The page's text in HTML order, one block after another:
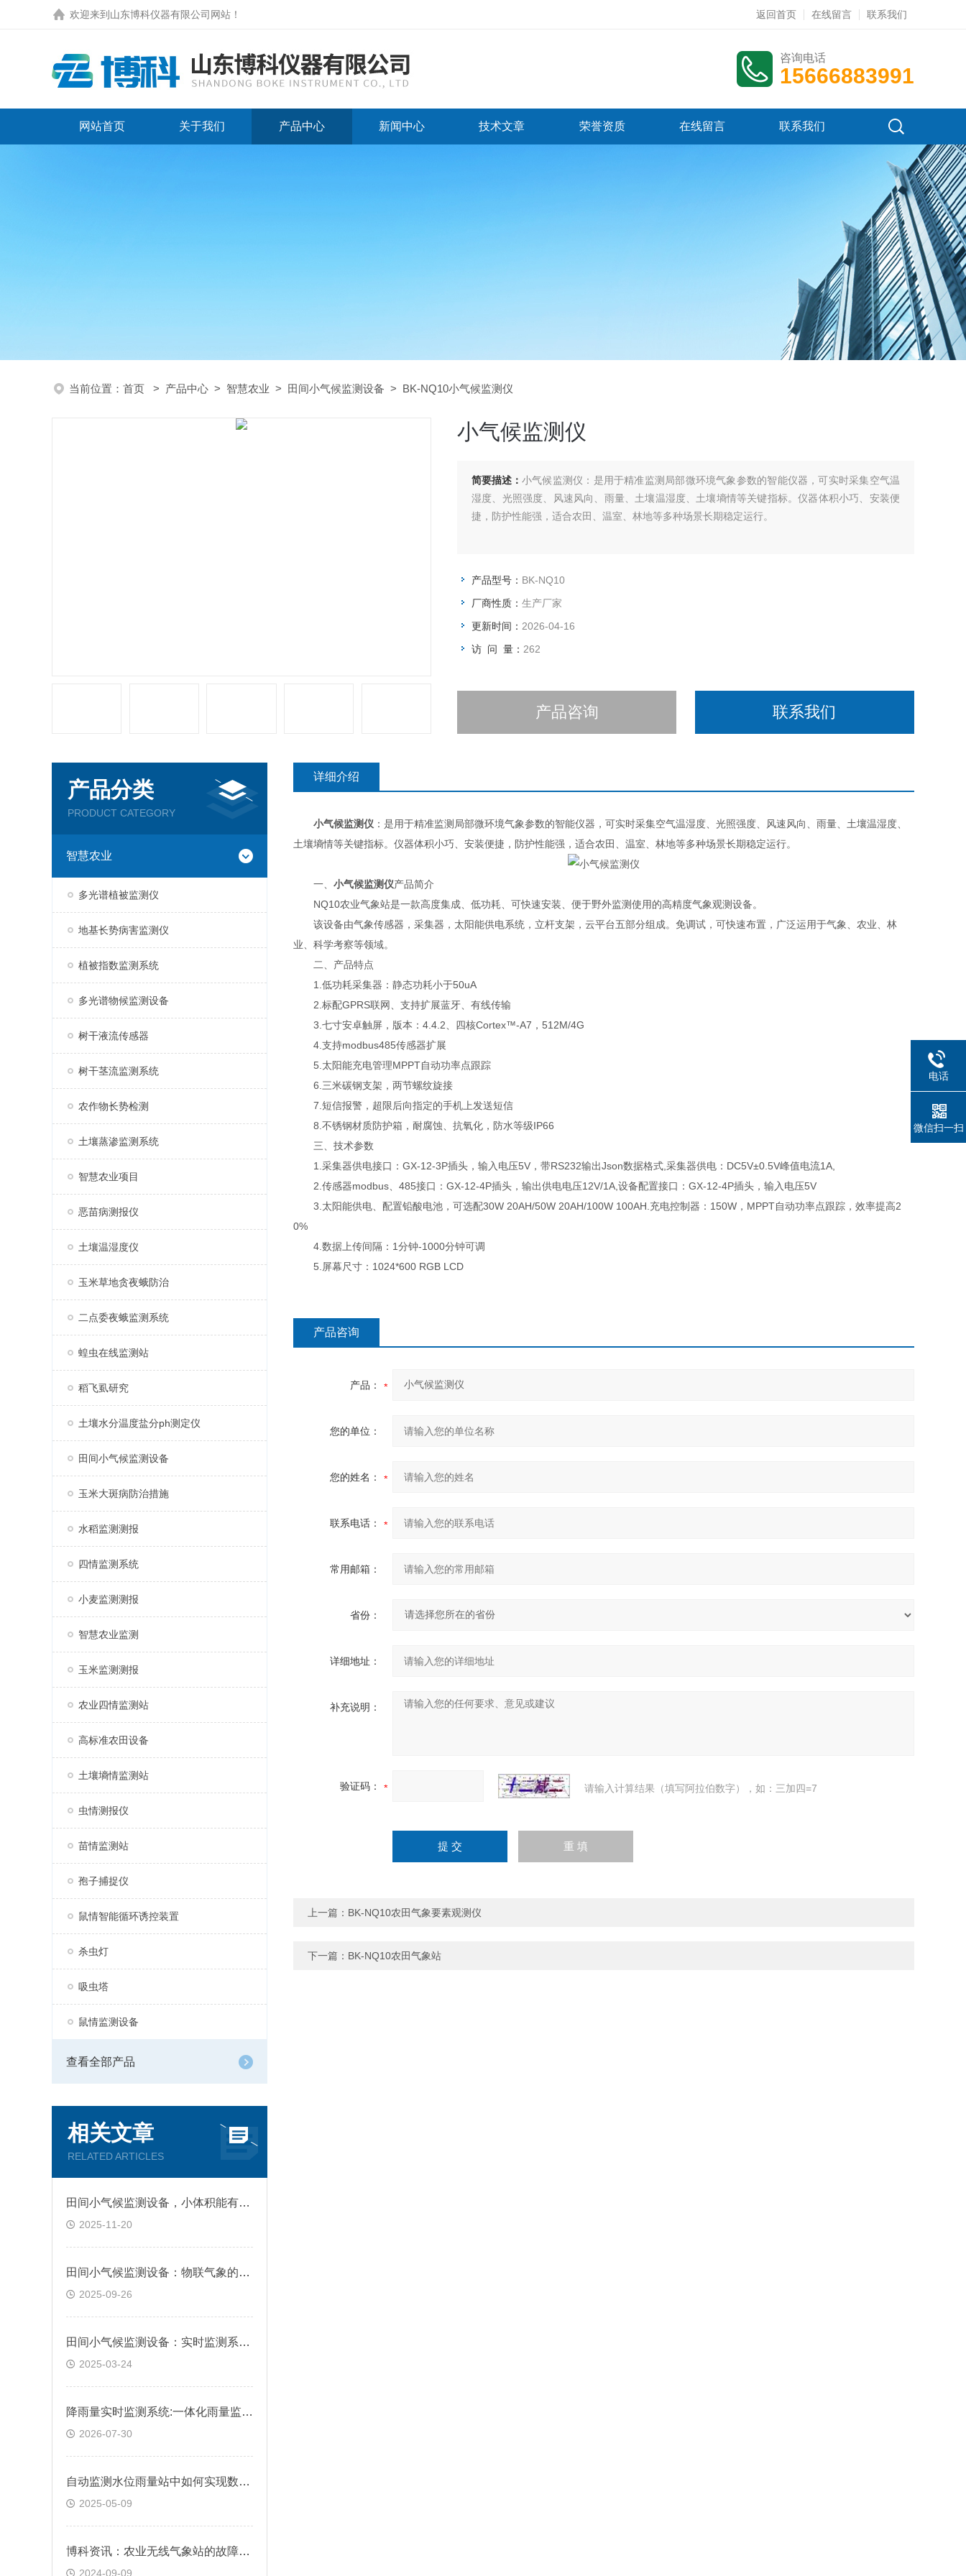
欢迎来到 山东博科仪器有限公司网站 ！ 返回首页 在线留言 联系我们
咨询电话
15666883991
网站首页 关于我们 产品中心 新闻中心 技术文章 荣誉资质 在线留言 联系我们
当前位置： 首页 > 产品中心 > 智慧农业 > 田间小气候监测设备 > BK-NQ10小气候监测仪
小气候监测仪
简要描述： 小气候监测仪：是用于精准监测局部微环境气象参数的智能仪器，可实时采集空气温
湿度、光照强度、风速风向、雨量、土壤温湿度、土壤墒情等关键指标。仪器体积小巧、安装便
捷，防护性能强，适合农田、温室、林地等多种场景长期稳定运行。
产品型号： BK-NQ10
厂商性质： 生产厂家
更新时间： 2026-04-16
访 问 量： 262
产品咨询 联系我们
产品分类
PRODUCT CATEGORY
智慧农业
多光谱植被监测仪
地基长势病害监测仪
植被指数监测系统
多光谱物候监测设备
树干液流传感器
树干茎流监测系统
农作物长势检测
土壤蒸渗监测系统
智慧农业项目
恶苗病测报仪
土壤温湿度仪
玉米草地贪夜蛾防治
二点委夜蛾监测系统
蝗虫在线监测站
稻飞虱研究
土壤水分温度盐分ph测定仪
田间小气候监测设备
玉米大斑病防治措施
水稻监测测报
四情监测系统
小麦监测测报
智慧农业监测
玉米监测测报
农业四情监测站
高标准农田设备
土壤墒情监测站
虫情测报仪
苗情监测站
孢子捕捉仪
鼠情智能循环诱控装置
杀虫灯
吸虫塔
鼠情监测设备
查看全部产品
相关文章
RELATED ARTICLES
田间小气候监测设备，小体积能有大作用吗?
2025-11-20
田间小气候监测设备：物联气象的节能增效术
2025-09-26
田间小气候监测设备：实时监测系统助力精准农业
2025-03-24
降雨量实时监测系统:一体化雨量监测站
2026-07-30
自动监测水位雨量站中如何实现数据本地预处理与告警？
2025-05-09
博科资讯：农业无线气象站的故障诊断和修复有哪些步骤？
2024-09-09
详细介绍
小气候监测仪 ：是用于精准监测局部微环境气象参数的智能仪器，可实时采集空气温湿度、光照强度、风速风向、雨量、土壤温湿度、
土壤墒情等关键指标。仪器体积小巧、安装便捷，防护性能强，适合农田、温室、林地等多种场景长期稳定运行。
一、 小气候监测仪产品简介
NQ10农业气象站是一款高度集成、低功耗、可快速安装、便于野外监测使用的高精度气象观测设备。
该设备由气象传感器，采集器，太阳能供电系统，立杆支架，云平台五部分组成。免调试，可快速布置，广泛运用于气象、农业、林
业、科学考察等领域。
二、产品特点
1.低功耗采集器：静态功耗小于50uA
2.标配GPRS联网、支持扩展蓝牙、有线传输
3.七寸安卓触屏，版本：4.4.2、四核Cortex™-A7，512M/4G
4.支持modbus485传感器扩展
5.太阳能充电管理MPPT自动功率点跟踪
6.三米碳钢支架，两节螺纹旋接
7.短信报警，超限后向指定的手机上发送短信
8.不锈钢材质防护箱，耐腐蚀、抗氧化，防水等级IP66
三、技术参数
1.采集器供电接口：GX-12-3P插头，输入电压5V，带RS232输出Json数据格式,采集器供电：DC5V±0.5V峰值电流1A,
2.传感器modbus、485接口：GX-12-4P插头，输出供电电压12V/1A,设备配置接口：GX-12-4P插头，输入电压5V
3.太阳能供电、配置铅酸电池，可选配30W 20AH/50W 20AH/100W 100AH.充电控制器：150W，MPPT自动功率点跟踪，效率提高2
0%
4.数据上传间隔：1分钟-1000分钟可调
5.屏幕尺寸：1024*600 RGB LCD
产品咨询
产品：
您的单位：
您的姓名：
联系电话：
常用邮箱：
省份：
详细地址：
补充说明：
验证码： 请输入计算结果（填写阿拉伯数字），如：三加四=7
上一篇： BK-NQ10农田气象要素观测仪
下一篇： BK-NQ10农田气象站
电话
微信扫一扫